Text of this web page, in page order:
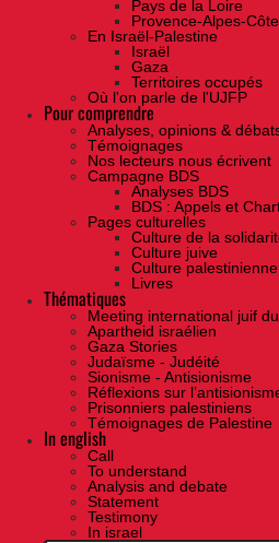
Pays de la Loire
Provence-Alpes-
En Israël-Palestine
Israël
Gaza
Territoires occupés
Où l'on parle de l'UJFP
Pour comprendre
Analyses, opinions &
Témoignages
Nos lecteurs nous écrivent
Campagne BDS
Analyses BDS
BDS : Appels et
Pages culturelles
Culture de la
Culture juive
Culture palestinienne
Livres
Thématiques
Meeting international juif
Apartheid israélien
Gaza Stories
Judaïsme - Judéité
Sionisme - Antisionisme
Réflexions sur
Prisonniers palestiniens
Témoignages de Palestine
In english
Call
To understand
Analysis and debate
Statement
Testimony
In israel